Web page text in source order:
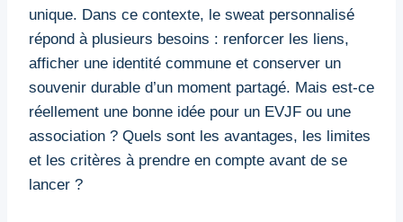
unique. Dans ce contexte, le sweat personnalisé
répond à plusieurs besoins : renforcer les liens,
afficher une identité commune et conserver un
souvenir durable d’un moment partagé. Mais est-ce
réellement une bonne idée pour un EVJF ou une
association ? Quels sont les avantages, les limites
et les critères à prendre en compte avant de se
lancer ?